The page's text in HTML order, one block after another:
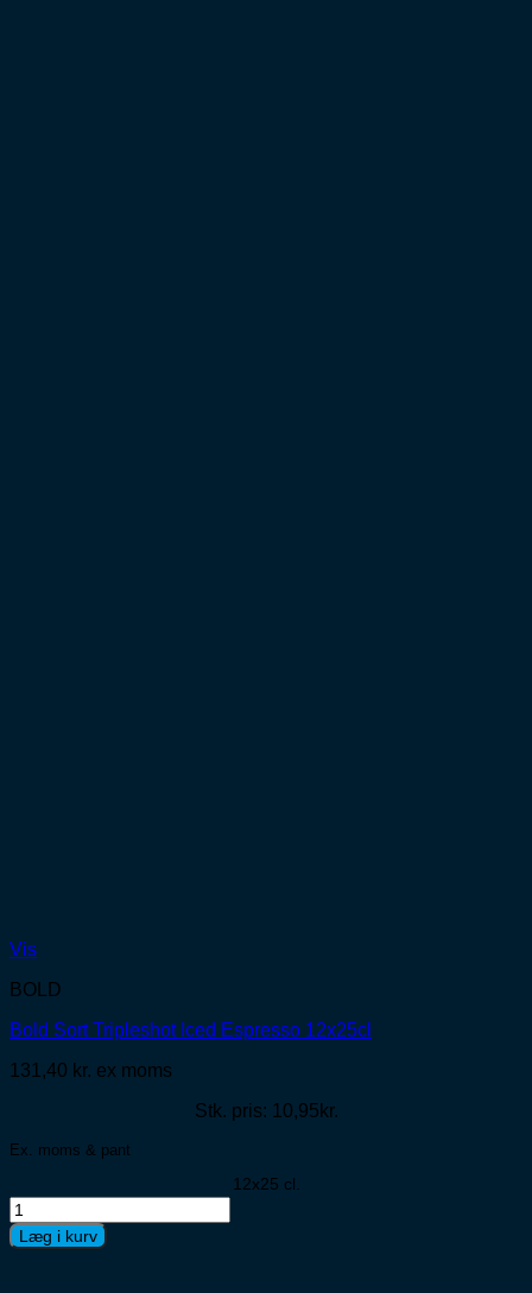
Vis
BOLD
Bold Sort Tripleshot Iced Espresso 12x25cl
131,40 kr. ex moms
Stk. pris: 10,95kr.
Ex. moms & pant
12x25 cl.
Bold
Sort
Tripleshot
Læg i kurv